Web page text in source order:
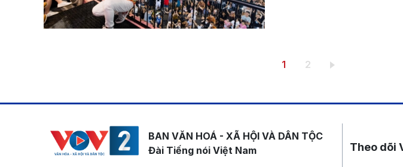
Trang hiện thời
1 Trang
2
BAN VĂN HOÁ - XÃ HỘI VÀ DÂN TỘC
Đài Tiếng nói Việt Nam
Theo dõi